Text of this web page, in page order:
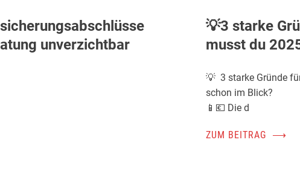
unverzichtbar
💡3 starke
musst du
💡 3 starke Gründe
schon im Blick?
📱💶 Die d
ZUM BEITRAG ⟶